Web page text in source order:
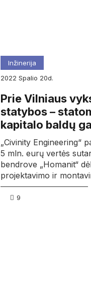
Inžinerija
2022
spalio 20d.
Prie Vilniaus
statybos –
kapitalo baldų
„Civinity Engineering“
5 mln. eurų vertės
bendrove „Homanit“
projektavimo ir
9